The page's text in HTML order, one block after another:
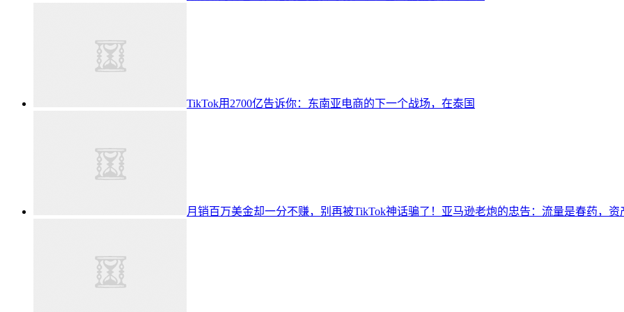
TikTok用2700亿告诉你：东南亚电商的下一个战场，在泰国
月销百万美金却一分不赚，别再被TikTok神话骗了！亚马逊老炮的忠告：流量是春药，资